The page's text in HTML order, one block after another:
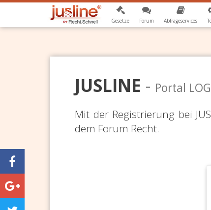
Gesetze Forum Abfrageservices
JUSLINE - Portal
Mit der Registrierung bei
dem Forum Recht.